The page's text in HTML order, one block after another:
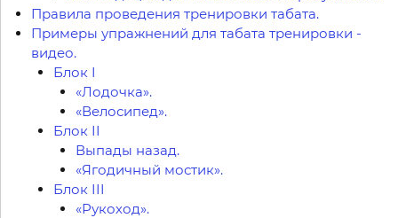
Правила проведения тренировки табата.
Примеры упражнений для табата тренировки -
видео.
Блок I
«Лодочка».
«Велосипед».
Блок II
Выпады назад.
«Ягодичный мостик».
Блок III
«Рукоход».